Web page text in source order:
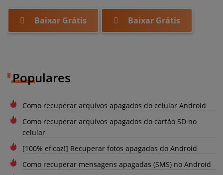
Baixar Grátis Baixar Grátis
Populares
Como recuperar arquivos apagados do celular Android
Como recuperar arquivos apagados do cartão SD no
celular
[100% eficaz!] Recuperar fotos apagadas do Android
Como recuperar mensagens apagadas (SMS) no Android